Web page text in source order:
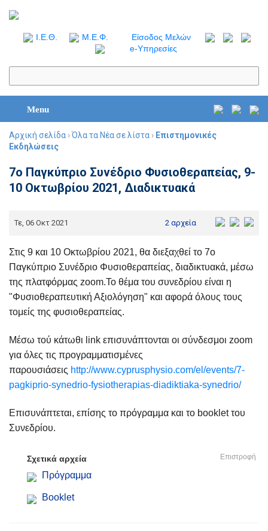
I.Ε.Θ. Μ.Ε.Φ.
Είσοδος Μελών
e-Υπηρεσίες
Menu
Αρχική σελίδα ›Όλα τα Νέα σε λίστα › Επιστημονικές
Εκδηλώσεις
7ο Παγκύπριο Συνέδριο Φυσιοθεραπείας, 9-
10 Οκτωβρίου 2021, Διαδικτυακά
Τε, 06 Οκτ 2021 2 αρχεία
Στις 9 και 10 Οκτωβρίου 2021, θα διεξαχθεί το 7ο
Παγκύπριο Συνέδριο Φυσιοθεραπείας, διαδικτυακά, μέσω
της πλατφόρμας zoom.Το θέμα του συνεδρίου είναι η
"Φυσιοθεραπευτική Αξιολόγηση" και αφορά όλους τους
τομείς της φυσιοθεραπείας.
Μέσω τού κάτωθι link επισυνάπτονται οι σύνδεσμοι zoom
για όλες τις προγραμματισμένες
παρουσιάσεις http://www.cyprusphysio.com/el/events/7-
pagkiprio-synedrio-fysiotherapias-diadiktiaka-synedrio/
Επισυνάπτεται, επίσης το πρόγραμμα και το booklet του
Συνεδρίου.
Επιστροφή
Σχετικά αρχεία
Πρόγραμμα
Booklet